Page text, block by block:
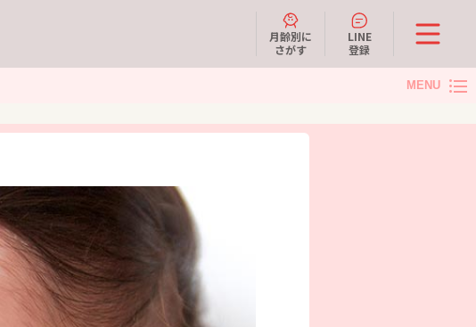
月齢別に
さがす
LINE
登録
MENU